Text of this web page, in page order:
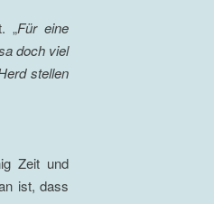
„Für eine
doch viel
stellen
Zeit und
ist, dass